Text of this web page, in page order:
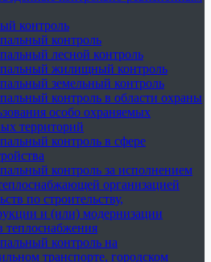
контроль
контроль
лесной контроль
жилищный контроль
земельный контроль
контроль в области охраны
особо охраняемых
территорий
контроль в сфере
контроль за исполнением
организацией
по строительству,
и (или) модернизации
теплоснабжения
контроль на
транспорте, городском